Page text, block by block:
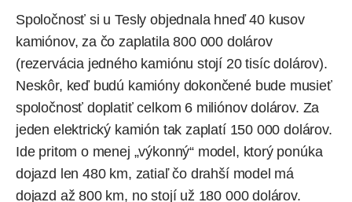
Spoločnosť si u Tesly objednala hneď 40 kusov
kamiónov, za čo zaplatila 800 000 dolárov
(rezervácia jedného kamiónu stojí 20 tisíc dolárov).
Neskôr, keď budú kamióny dokončené bude musieť
spoločnosť doplatiť celkom 6 miliónov dolárov. Za
jeden elektrický kamión tak zaplatí 150 000 dolárov.
Ide pritom o menej „výkonný“ model, ktorý ponúka
dojazd len 480 km, zatiaľ čo drahší model má
dojazd až 800 km, no stojí už 180 000 dolárov.